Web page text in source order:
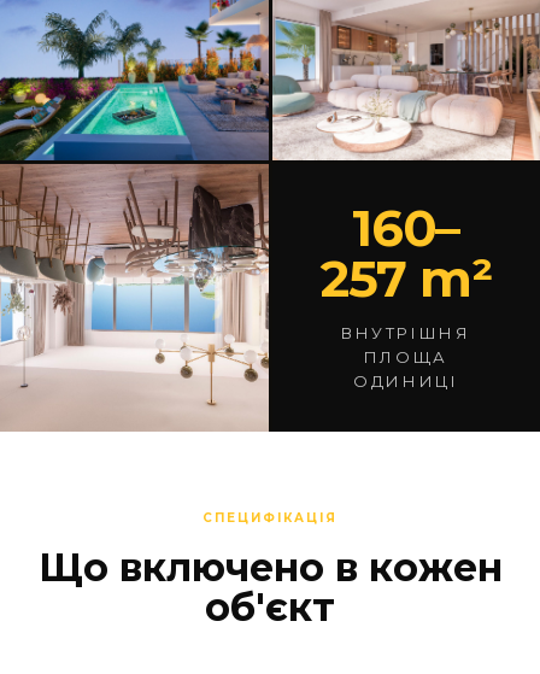
160–
257 m²
ВНУТРІШНЯ
ПЛОЩА
ОДИНИЦІ
СПЕЦИФІКАЦІЯ
Що включено в кожен
об'єкт